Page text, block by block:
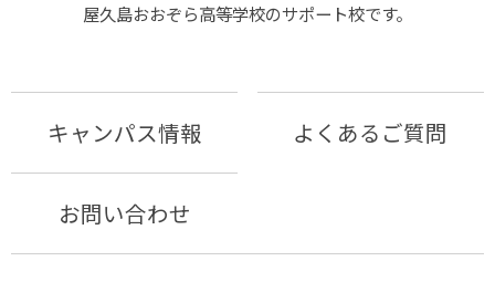
屋久島おおぞら⾼等学校のサポート校です。
キャンパス情報 よくあるご質問
お問い合わせ